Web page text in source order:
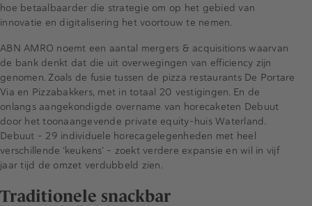
hoe betaalbaarder die strategie om op het gebied van
innovatie en digitalisering het voortouw te nemen.
ABN AMRO noemt een aantal mergers & acquisitions waarvan
de bank denkt dat die uit overwegingen van efficiency zijn
genomen. Zoals de fusie tussen de pizza restaurants De Portare
Via en Pizzabakkers, met in totaal 20 vestigingen. En de
onlangs aangekondigde overname van horecaketen Debuut
door het toonaangevende private equity-huis Waterland.
Debuut – 29 individuele horecagelegenheden met heel
verschillende ‘keukens’ – zoekt verdere expansie en wil in vijf
jaar tijd de omzet verdubbeld zien.
Traditionele snackbar